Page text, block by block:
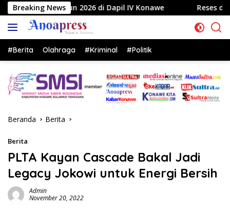
Langsung
ke
konten
Breaking News
di Dapil IV Konawe Reses di Labela, Anggota DPRD
#Berita Olahraga #Kriminal #Politik
Beranda Berita
Berita
PLTA Kayan Cascade Bakal Jadi
Legacy Jokowi untuk Energi Bersih
Admin
November 20, 2022